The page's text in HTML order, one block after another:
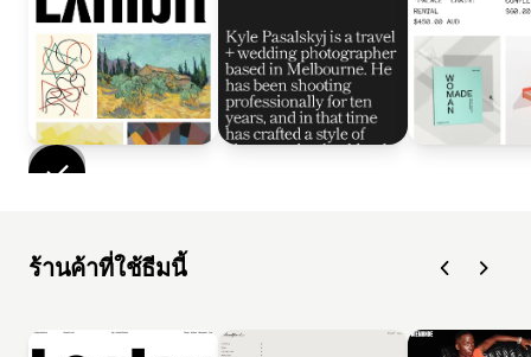
ร้านค้าที่ใช้ธีมนี้